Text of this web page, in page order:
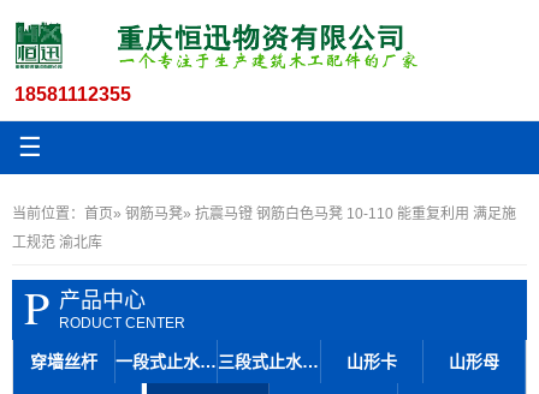
18581112355
☰
当前位置： 首页» 钢筋马凳» 抗震马镫 钢筋白色马凳 10-110 能重复利用 满足施
工规范 渝北库
P 产品中心
RODUCT CENTER
穿墙丝杆 一段式止水丝杆 三段式止水丝杆 山形卡 山形母